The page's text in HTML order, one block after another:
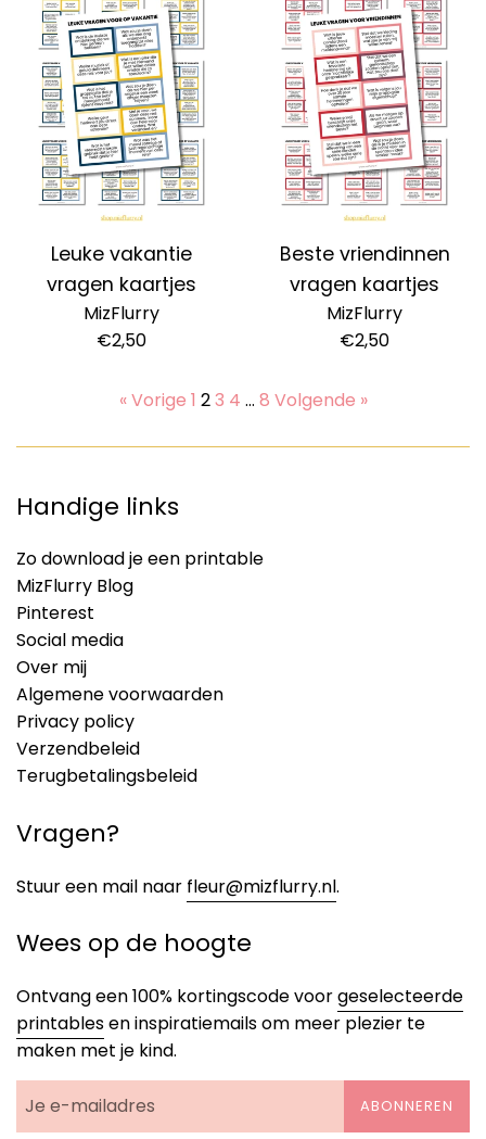
Leuke vakantie
vragen kaartjes
MizFlurry
Normale
€2,50
Beste vriendinnen
vragen kaartjes
MizFlurry
Normale
€2,50
« Vorige 1 23 4 … 8 Volgende »
Handige links
Zo download je een printable
MizFlurry Blog
Pinterest
Social media
Over mij
Algemene voorwaarden
Privacy policy
Verzendbeleid
Terugbetalingsbeleid
Vragen?
Stuur een mail naar fleur@mizflurry.nl.
Wees op de hoogte
Ontvang een 100% kortingscode voorgeselecteerde
printablesen inspiratiemails om meer plezier te
maken met je kind.
ABONNEREN